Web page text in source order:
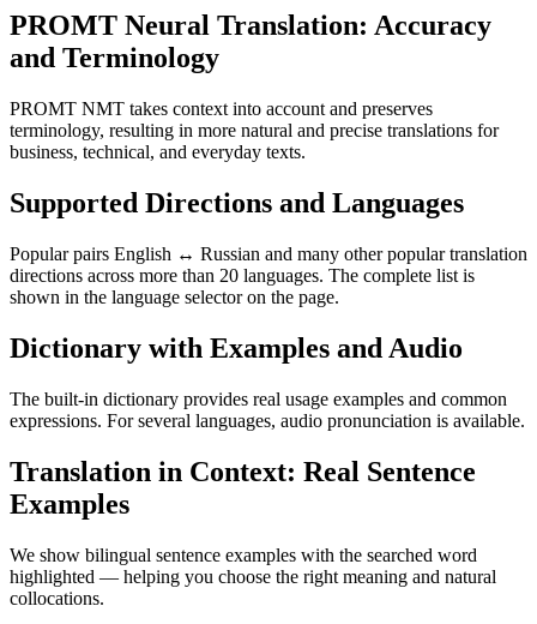
PROMT Neural Translation: Accuracy
and Terminology
PROMT NMT takes context into account and preserves
terminology, resulting in more natural and precise translations for
business, technical, and everyday texts.
Supported Directions and Languages
Popular pairs English ↔ Russian and many other popular translation
directions across more than 20 languages. The complete list is
shown in the language selector on the page.
Dictionary with Examples and Audio
The built-in dictionary provides real usage examples and common
expressions. For several languages, audio pronunciation is available.
Translation in Context: Real Sentence
Examples
We show bilingual sentence examples with the searched word
highlighted — helping you choose the right meaning and natural
collocations.